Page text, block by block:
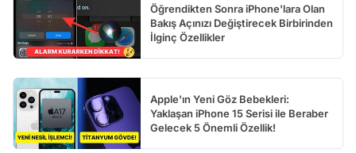
Öğrendikten Sonra iPhone'lara Olan
Bakış Açınızı Değiştirecek Birbirinden
İlginç Özellikler
Apple'ın Yeni Göz Bebekleri:
Yaklaşan iPhone 15 Serisi ile Beraber
Gelecek 5 Önemli Özellik!